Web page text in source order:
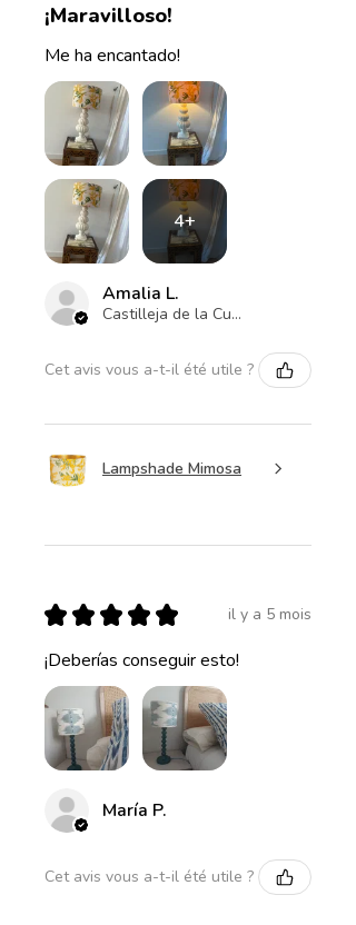
¡Maravilloso!
Me ha encantado!
4+
Amalia L.
Castilleja de la Cuesta , ES-AN
Cet avis vous a-t-il été utile ?
Lampshade Mimosa
★ ★ ★ ★ ★ il y a 5 mois
¡Deberías conseguir esto!
María P.
Cet avis vous a-t-il été utile ?